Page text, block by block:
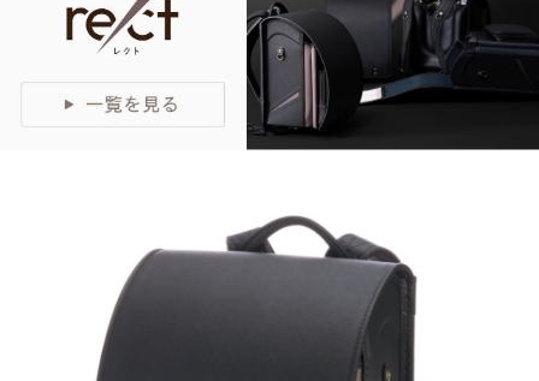
つや消しブラック×ユリのモチーフ
ピンクゴールド×ハートのモチーフ